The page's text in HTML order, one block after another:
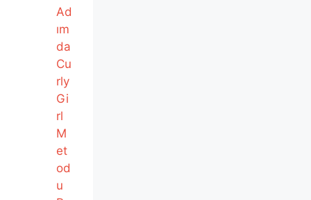
Ad
ım
da
Cu
rly
Gi
rl
M
et
od
u